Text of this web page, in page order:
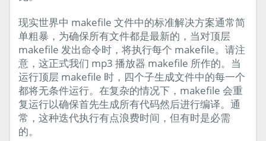
现实世界中 makefile 文件中的标准解决方案通常简
单粗暴，为确保所有文件都是最新的，当对顶层
makefile 发出命令时，将执行每个 makefile。请注
意，这正式我们 mp3 播放器 makefile 所作的。当
运行顶层 makefile 时，四个子生成文件中的每一个
都将无条件运行。在复杂的情况下，makefile 会重
复运行以确保首先生成所有代码然后进行编译。通
常，这种迭代执行有点浪费时间，但有时是必需
的。